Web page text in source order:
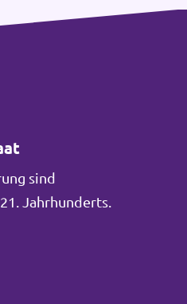
sind
Jahrhunderts.